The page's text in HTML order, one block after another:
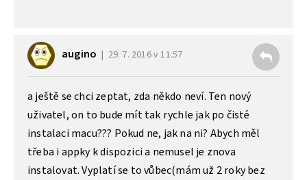
augino 29. 7. 2016 v 11:57
a ještě se chci zeptat, zda někdo neví. Ten nový
uživatel, on to bude mít tak rychle jak po čisté
instalaci macu??? Pokud ne, jak na ni? Abych měl
třeba i appky k dispozici a nemusel je znova
instalovat. Vyplatí se to vůbec(mám už 2 roky bez